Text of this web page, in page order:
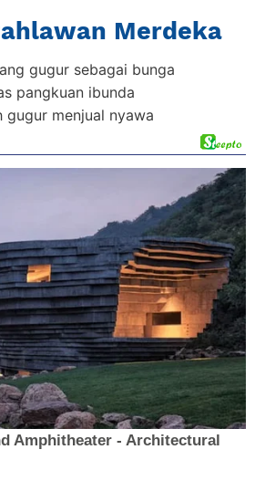
Merdeka
gugur sebagai bunga
pangkuan ibunda
gugur menjual nyawa